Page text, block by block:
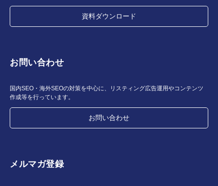
資料ダウンロード
お問い合わせ
国内SEO・海外SEOの対策を中心に、リスティング広告運用やコンテンツ
作成等を行っています。
お問い合わせ
メルマガ登録